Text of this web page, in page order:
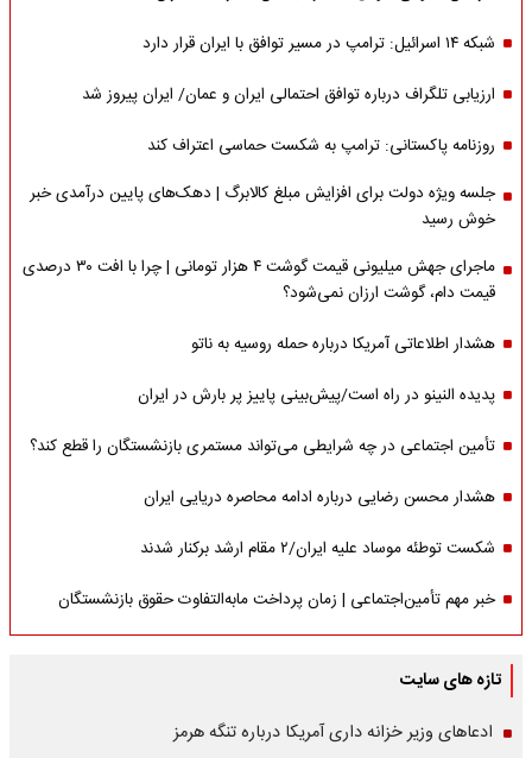
شبکه ۱۴ اسرائیل: ترامپ در مسیر توافق با ایران قرار دارد
ارزیابی تلگراف درباره توافق احتمالی ایران و عمان/ ایران پیروز شد
روزنامه پاکستانی: ترامپ به شکست حماسی اعتراف کند
جلسه ویژه دولت برای افزایش مبلغ کالابرگ | دهک‌های پایین درآمدی خبر
خوش رسید
ماجرای جهش میلیونی قیمت گوشت ۴ هزار تومانی | چرا با افت ۳۰ درصدی
قیمت دام، گوشت ارزان نمی‌شود؟
هشدار اطلاعاتی آمریکا درباره حمله روسیه به ناتو
پدیده النینو در راه است/پیش‌بینی پاییز پر بارش در ایران
تأمین اجتماعی در چه شرایطی می‌تواند مستمری بازنشستگان را قطع کند؟
هشدار محسن رضایی درباره ادامه محاصره دریایی ایران
شکست توطئه موساد علیه ایران/۲ مقام‌ ارشد برکنار شدند
خبر مهم تأمین‌اجتماعی | زمان پرداخت مابه‌التفاوت حقوق بازنشستگان
تازه های سایت
ادعاهای وزیر خزانه داری آمریکا درباره تنگه هرمز